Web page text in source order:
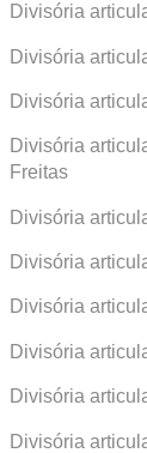
Divisória
Divisória
Divisória
Divisória
Freitas
Divisória
Divisória
Divisória
Divisória
Divisória
Divisória